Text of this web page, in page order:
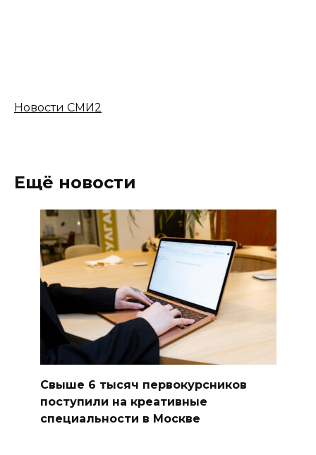
Новости СМИ2
Ещё новости
Свыше 6 тысяч первокурсников
поступили на креативные
специальности в Москве